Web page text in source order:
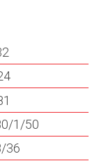
1/50
36